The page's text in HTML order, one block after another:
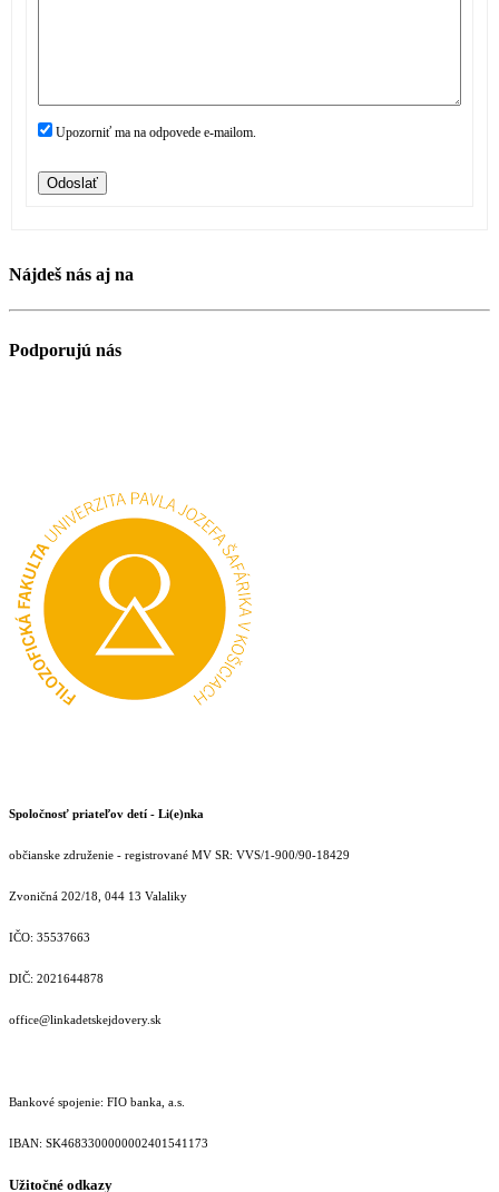
Upozorniť ma na odpovede e-mailom.
Odoslať
Nájdeš nás aj na
Podporujú nás
Spoločnosť priateľov detí - Li(e)nka
občianske združenie - registrované MV SR: VVS/1-900/90-18429
Zvoničná 202/18, 044 13 Valaliky
IČO: 35537663
DIČ: 2021644878
office@linkadetskejdovery.sk
Bankové spojenie: FIO banka, a.s.
IBAN: SK46833000000­02401541173
Užitočné odkazy